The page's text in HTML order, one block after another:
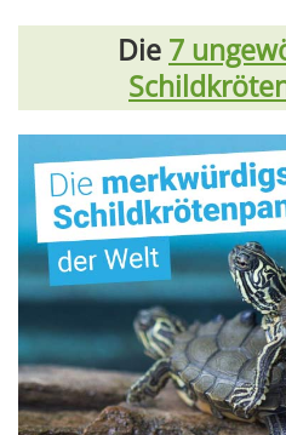
Die 7